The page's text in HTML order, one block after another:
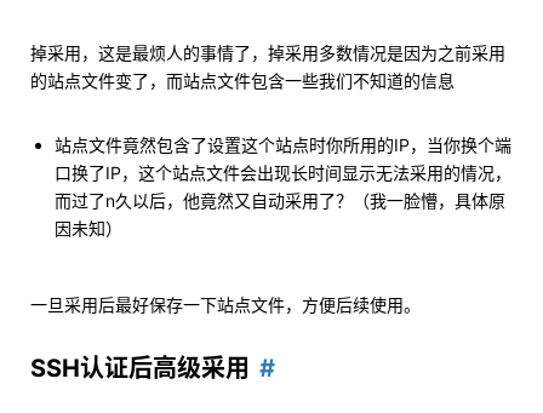
掉采用，这是最烦人的事情了，掉采用多数情况是因为之前采用
的站点文件变了，而站点文件包含一些我们不知道的信息
站点文件竟然包含了设置这个站点时你所用的IP，当你换个端
口换了IP，这个站点文件会出现长时间显示无法采用的情况，
而过了n久以后，他竟然又自动采用了？（我一脸懵，具体原
因未知）
一旦采用后最好保存一下站点文件，方便后续使用。
SSH认证后高级采用